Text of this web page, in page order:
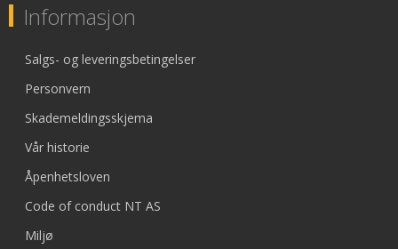
Informasjon
Salgs- og leveringsbetingelser
Personvern
Skademeldingsskjema
Vår historie
Åpenhetsloven
Code of conduct NT AS
Miljø